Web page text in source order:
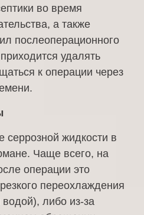
во время
а также
послеоперационного
удалять
к операции через
серрозной жидкости в
Чаще всего, на
операции это
переохлаждения
либо из-за